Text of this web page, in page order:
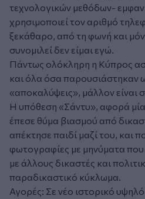
τεχνολογικών μεθόδων-
χρησιμοποιεί τον αριθμό
ξεκάθαρο, από τη φωνή και
συνομιλεί δεν είμαι εγώ.
Πάντως ολόκληρη η Κύπρος
και όλα όσα παρουσιάστηκαν
«αποκαλύψεις», μάλλον είναι
Η υπόθεση «Σάντυ», αφορά
έπεσε θύμα βιασμού από
απέκτησε παιδί μαζί του, και
φωτογραφίες με μηνύματα
με άλλους δικαστές και
παραδικαστικό κύκλωμα.
Αγορές: Σε νέο ιστορικό